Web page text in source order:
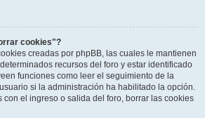
cookies"?
creadas por phpBB, las cuales le mantienen
recursos del foro y estar identificado
funciones como leer el seguimiento de la
si la administración ha habilitado la opción.
con el ingreso o salida del foro, borrar las cookies